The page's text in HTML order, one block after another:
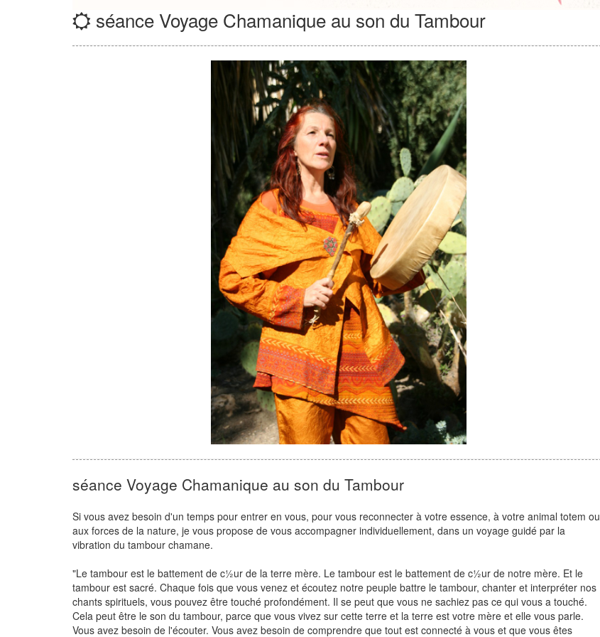
séance Voyage Chamanique au son du Tambour
séance Voyage Chamanique au son du Tambour
Si vous avez besoin d'un temps pour entrer en vous, pour vous reconnecter à votre essence, à votre animal totem ou
aux forces de la nature, je vous propose de vous accompagner individuellement, dans un voyage guidé par la
vibration du tambour chamane.
"Le tambour est le battement de c½ur de la terre mère. Le tambour est le battement de c½ur de notre mère. Et le
tambour est sacré. Chaque fois que vous venez et écoutez notre peuple battre le tambour, chanter et interpréter nos
chants spirituels, vous pouvez être touché profondément. Il se peut que vous ne sachiez pas ce qui vous a touché.
Cela peut être le son du tambour, parce que vous vivez sur cette terre et la terre est votre mère et elle vous parle.
Vous avez besoin de l'écouter. Vous avez besoin de comprendre que tout est connecté à vous et que vous êtes